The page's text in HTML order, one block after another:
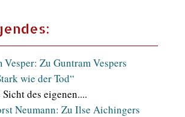
Vesper: Zu Guntram Vespers
wie der Tod“
des eigenen....
Neumann: Zu Ilse Aichingers